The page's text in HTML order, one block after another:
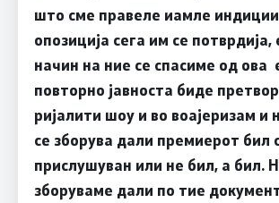
што сме правеле иамле
опозиција сега им се потврдија,
начин на ние се спасиме од ова
повторно јавноста биде
ријалити шоу и во воајеризам и
се зборува дали премиерот бил
прислушуван или не бил, а бил.
зборуваме дали по тие